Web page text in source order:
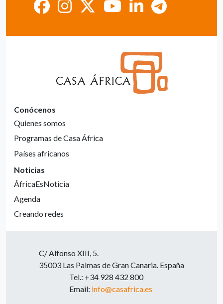
Conócenos
Quienes somos
Programas de Casa África
Países africanos
Noticias
ÁfricaEsNoticia
Agenda
Creando redes
C/ Alfonso XIII, 5.
35003 Las Palmas de Gran Canaria. España
Tel.: +34 928 432 800
Email: info@casafrica.es